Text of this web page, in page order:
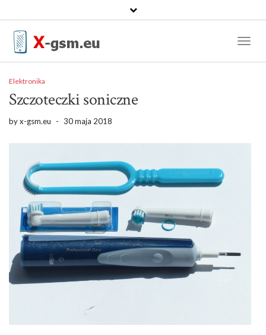
Elektronika
Szczoteczki soniczne
byx-gsm.eu - 30 maja 2018